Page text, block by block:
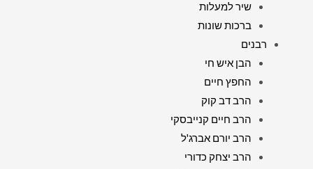
שיר למעלות
ברכות שונות
רבנים
הבן איש חי
החפץ חיים
הרב דב קוק
הרב חיים קנייבסקי
הרב יורם אברג'ל
הרב יצחק כדורי